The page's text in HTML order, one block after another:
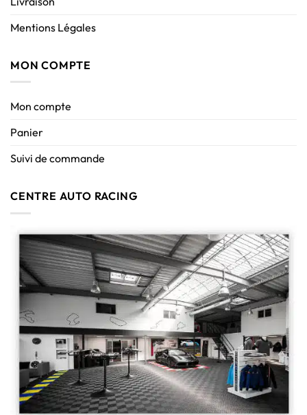
Mentions Légales
MON COMPTE
Mon compte
Panier
Suivi de commande
CENTRE AUTO RACING